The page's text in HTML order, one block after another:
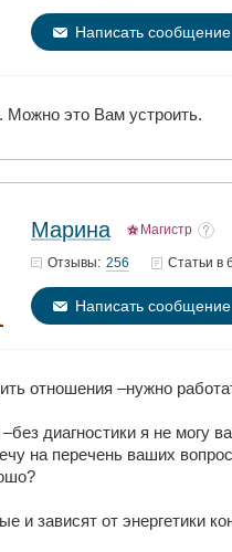
Написать сообщение
Можно это Вам устроить.
Марина Магистр
Отзывы: 256 Статьи в
Написать сообщение
отношения –нужно
–без диагностики я не могу
на перечень ваших
и зависят от энергетики